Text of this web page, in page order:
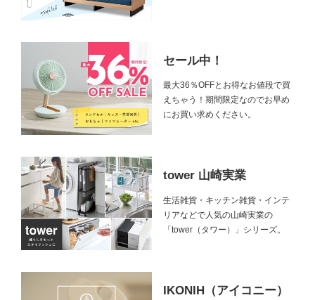
セール中！
最大36％OFFとお得なお値段で買
えちゃう！期間限定なのでお早め
にお買い求めください。
tower 山崎実業
生活雑貨・キッチン雑貨・インテ
リアなどで人気の山崎実業の
「tower（タワー）」シリーズ。
IKONIH（アイコニー）